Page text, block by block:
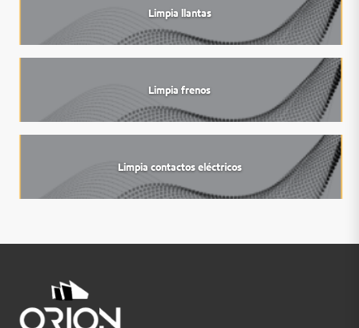
Limpia llantas
Limpia frenos
Limpia contactos eléctricos